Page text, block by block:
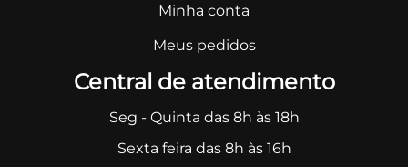
Minha conta
Meus pedidos
Central de atendimento
Seg - Quinta das 8h às 18h
Sexta feira das 8h às 16h